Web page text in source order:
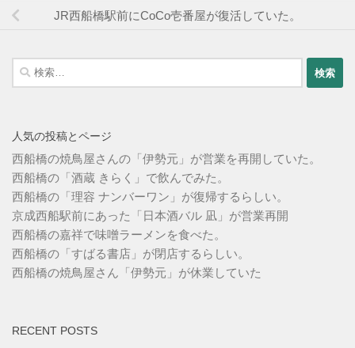
JR西船橋駅前にCoCo壱番屋が復活していた。
検
索:
人気の投稿とページ
西船橋の焼鳥屋さんの「伊勢元」が営業を再開していた。
西船橋の「酒蔵 きらく」で飲んでみた。
西船橋の「理容 ナンバーワン」が復帰するらしい。
京成西船駅前にあった「日本酒バル 凪」が営業再開
西船橋の嘉祥で味噌ラーメンを食べた。
西船橋の「すばる書店」が閉店するらしい。
西船橋の焼鳥屋さん「伊勢元」が休業していた
RECENT POSTS